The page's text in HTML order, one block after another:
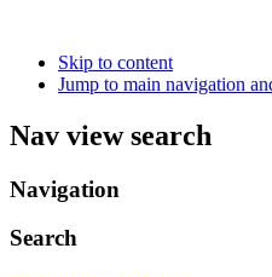
Skip to content
Jump to main navigation
Nav view search
Navigation
Search